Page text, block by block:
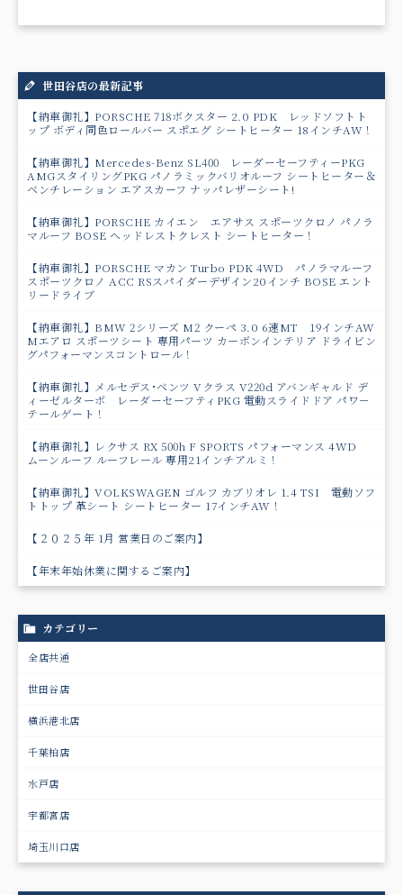
世田谷店の最新記事
【納車御礼】PORSCHE 718ボクスター 2.0 PDK レッドソフトト
ップ ボディ同色ロールバー スポエグ シートヒーター 18インチAW！
【納車御礼】Mercedes-Benz SL400 レーダーセーフティーPKG
AMGスタイリングPKG パノラミックバリオルーフ シートヒーター＆
ベンチレーション エアスカーフ ナッパレザーシート!
【納車御礼】PORSCHE カイエン エアサス スポーツクロノ パノラ
マルーフ BOSE ヘッドレストクレスト シートヒーター！
【納車御礼】PORSCHE マカン Turbo PDK 4WD パノラマルーフ
スポーツクロノ ACC RSスパイダーデザイン20インチ BOSE エント
リードライブ
【納車御礼】BMW 2シリーズ M2 クーペ 3.0 6速MT 19インチAW
Mエアロ スポーツシート 専用パーツ カーボンインテリア ドライビン
グパフォーマンスコントロール！
【納車御礼】メルセデス･ベンツ Vクラス V220d アバンギャルド デ
ィーゼルターボ レーダーセーフティPKG 電動スライドドア パワ－
テールゲート！
【納車御礼】レクサス RX 500h F SPORTS パフォーマンス 4WD
ムーンルーフ ルーフレール 専用21インチアルミ！
【納車御礼】VOLKSWAGEN ゴルフ カブリオレ 1.4 TSI 電動ソフ
トトップ 革シート シートヒーター 17インチAW！
【２０２５年 1月 営業日のご案内】
【年末年始休業に関するご案内】
カテゴリー
全店共通
世田谷店
横浜港北店
千葉柏店
水戸店
宇都宮店
埼玉川口店